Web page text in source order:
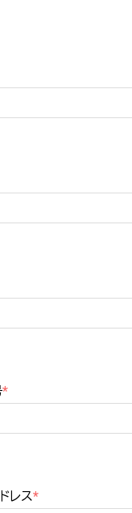
*
レス*